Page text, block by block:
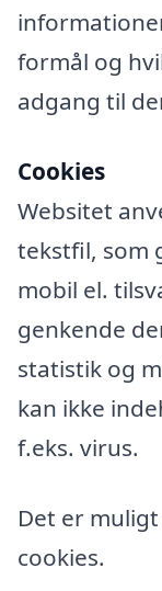
formål og
adgang til
Cookies
Websitet
tekstfil, som
mobil el.
genkende
statistik og
kan ikke
f.eks. virus.
Det er
cookies.